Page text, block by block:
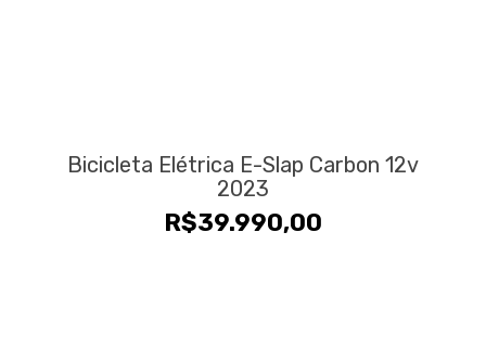
Bicicleta Elétrica E-Slap Carbon 12v
2023
R$39.990,00